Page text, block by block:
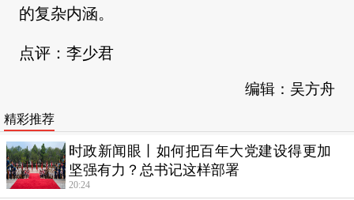
的复杂内涵。
点评：李少君
编辑：吴方舟
精彩推荐